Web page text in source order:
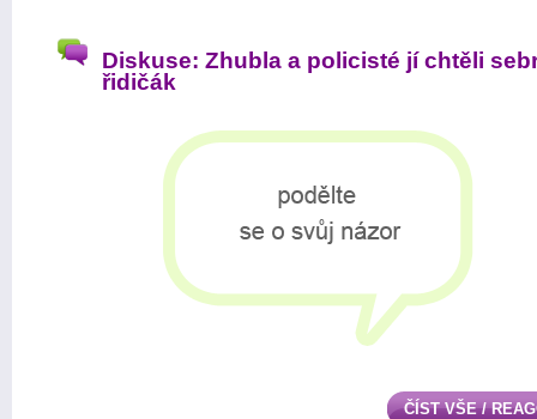
Diskuse: Zhubla a policisté jí chtěli
řidičák
ČÍST VŠE /